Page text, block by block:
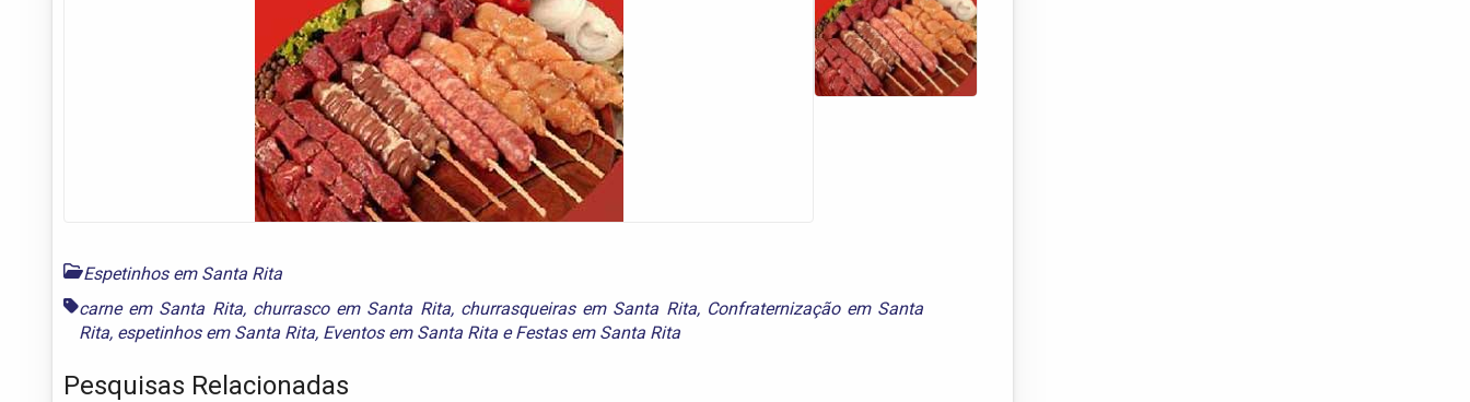
Espetinhos em Santa Rita
carne em Santa Rita, churrasco em Santa Rita, churrasqueiras em Santa Rita, Confraternização em Santa
Rita, espetinhos em Santa Rita, Eventos em Santa Rita eFestas em Santa Rita
Pesquisas Relacionadas